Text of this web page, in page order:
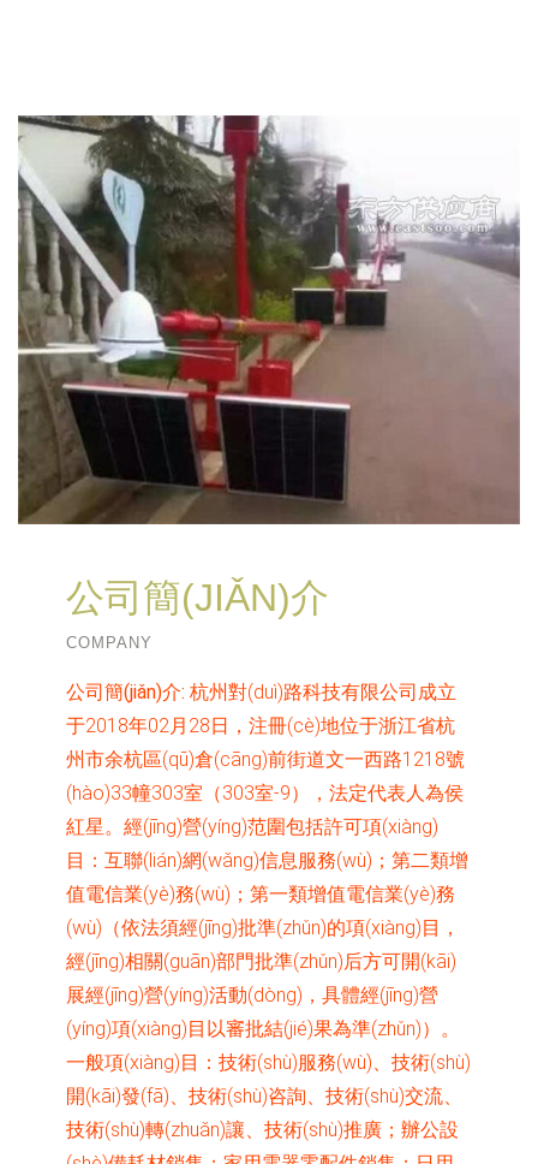
公司簡(JIǍN)介
COMPANY
公司簡(jiǎn)介: 杭州對(duì)路科技有限公司成立
于2018年02月28日，注冊(cè)地位于浙江省杭
州市余杭區(qū)倉(cāng)前街道文一西路1218號
(hào)33幢303室（303室-9），法定代表人為侯
紅星。經(jīng)營(yíng)范圍包括許可項(xiàng)
目：互聯(lián)網(wǎng)信息服務(wù)；第二類增
值電信業(yè)務(wù)；第一類增值電信業(yè)務
(wù)（依法須經(jīng)批準(zhǔn)的項(xiàng)目，
經(jīng)相關(guān)部門批準(zhǔn)后方可開(kāi)
展經(jīng)營(yíng)活動(dòng)，具體經(jīng)營
(yíng)項(xiàng)目以審批結(jié)果為準(zhǔn)）。
一般項(xiàng)目：技術(shù)服務(wù)、技術(shù)
開(kāi)發(fā)、技術(shù)咨詢、技術(shù)交流、
技術(shù)轉(zhuǎn)讓、技術(shù)推廣；辦公設